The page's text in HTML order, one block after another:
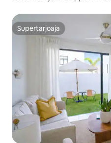
Supertarjoaja
Supertarjoaja